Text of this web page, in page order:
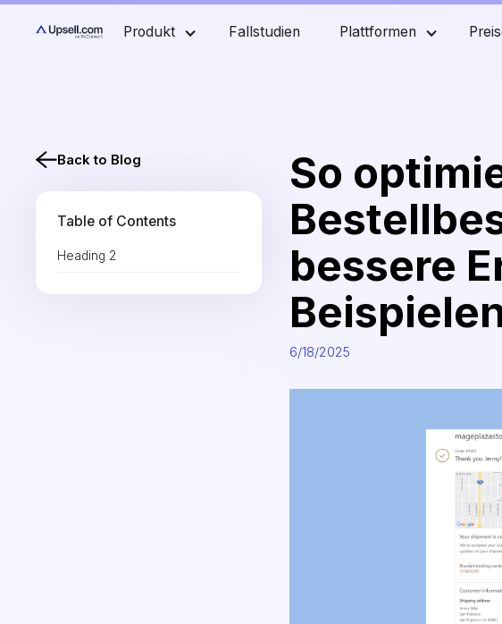
Produkt Fallstudien Plattformen
Back to Blog
Table of Contents
Heading 2
So
bessere
6/18/2025